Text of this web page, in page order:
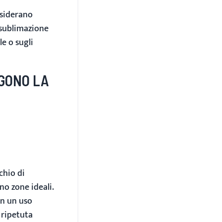
o sugli
LA
di
zone ideali.
un uso
ripetuta